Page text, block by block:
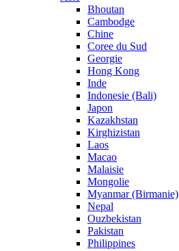
Bhoutan
Cambodge
Chine
Coree du Sud
Georgie
Hong Kong
Inde
Indonesie (Bali)
Japon
Kazakhstan
Kirghizistan
Laos
Macao
Malaisie
Mongolie
Myanmar (Birmanie)
Nepal
Ouzbekistan
Pakistan
Philippines